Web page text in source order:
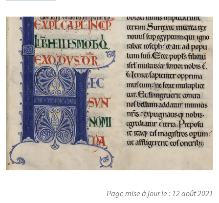
Page mise à jour le : 12 août 2021